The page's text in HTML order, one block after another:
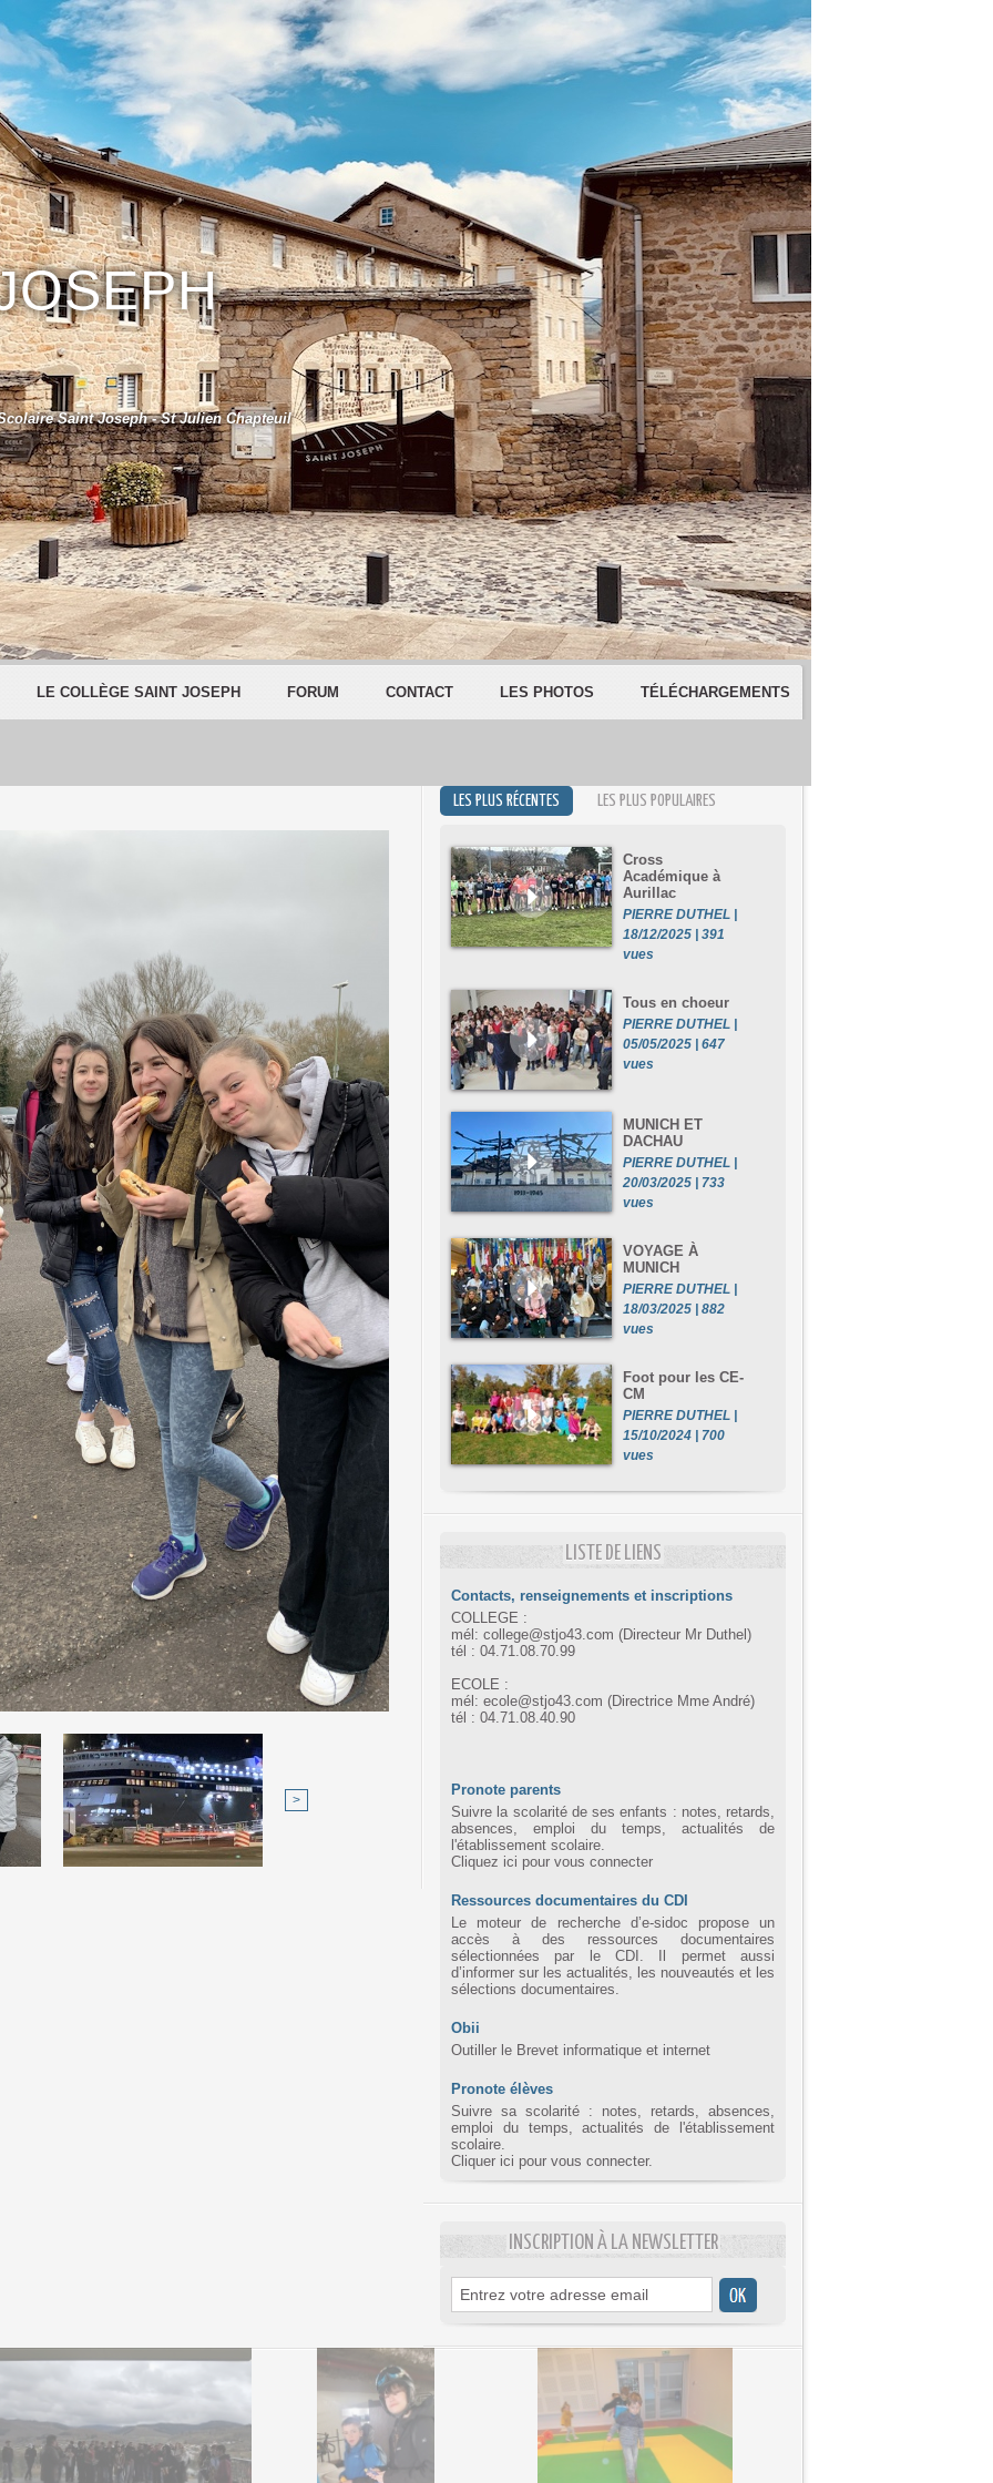
Saint Joseph - St Julien Chapteuil
LE COLLÈGE SAINT JOSEPH FORUM CONTACT LES PHOTOS TÉLÉCHARGEMENTS
>
LES PLUS RÉCENTES LES PLUS POPULAIRES
Cross
Académique à
Aurillac
PIERRE DUTHEL |
18/12/2025 | 391
vues
Tous en choeur
PIERRE DUTHEL |
05/05/2025 | 647
vues
MUNICH ET
DACHAU
PIERRE DUTHEL |
20/03/2025 | 733
vues
VOYAGE À
MUNICH
PIERRE DUTHEL |
18/03/2025 | 882
vues
Foot pour les CE-
CM
PIERRE DUTHEL |
15/10/2024 | 700
vues
LISTE DE LIENS
Contacts, renseignements et inscriptions
COLLEGE :
mél: college@stjo43.com (Directeur Mr Duthel)
tél : 04.71.08.70.99
ECOLE :
mél: ecole@stjo43.com (Directrice Mme André)
tél : 04.71.08.40.90
Pronote parents
Suivre la scolarité de ses enfants : notes, retards,
absences, emploi du temps, actualités de
l'établissement scolaire.
Cliquez ici pour vous connecter
Ressources documentaires du CDI
Le moteur de recherche d’e-sidoc propose un
accès à des ressources documentaires
sélectionnées par le CDI. Il permet aussi
d’informer sur les actualités, les nouveautés et les
sélections documentaires.
Obii
Outiller le Brevet informatique et internet
Pronote élèves
Suivre sa scolarité : notes, retards, absences,
emploi du temps, actualités de l'établissement
scolaire.
Cliquer ici pour vous connecter.
INSCRIPTION À LA NEWSLETTER